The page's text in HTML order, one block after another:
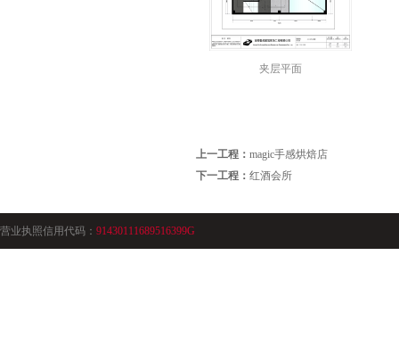
夹层平面
上一工程： magic手感烘焙店
下一工程： 红酒会所
营业执照信用代码： 91430111689516399G